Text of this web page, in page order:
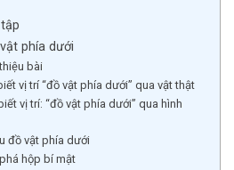
phía dưới
bài
vị trí “đồ vật phía dưới” qua vật thật
vị trí: “đồ vật phía dưới” qua hình
đồ vật phía dưới
hộp bí mật